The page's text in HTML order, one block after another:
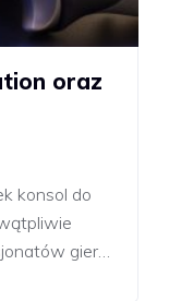
oraz
konsol do
gier…